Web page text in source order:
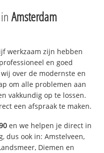
inAmsterdam
werkzaam zijn hebben
en goed
over de modernste en
om alle problemen aan
vakkundig op te lossen.
een afspraak te maken.
en we helpen je direct in
dus ook in: Amstelveen,
Diemen en